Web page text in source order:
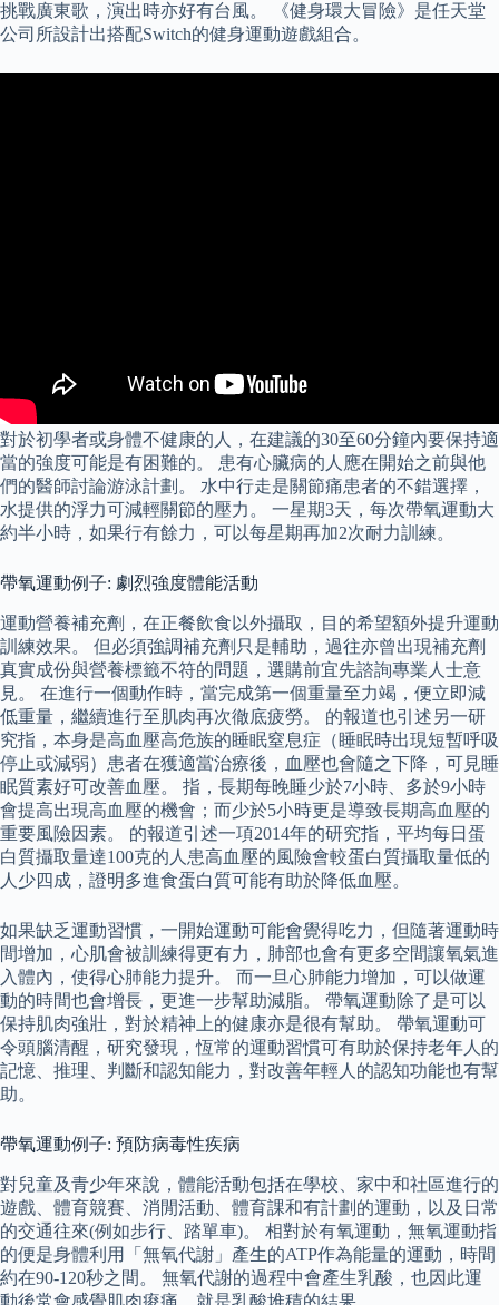
挑戰廣東歌，演出時亦好有台風。 《健身環大冒險》是任天堂
公司所設計出搭配Switch的健身運動遊戲組合。
對於初學者或身體不健康的人，在建議的30至60分鐘內要保持適
當的強度可能是有困難的。 患有心臟病的人應在開始之前與他
們的醫師討論游泳計劃。 水中行走是關節痛患者的不錯選擇，
水提供的浮力可減輕關節的壓力。 一星期3天，每次帶氧運動大
約半小時，如果行有餘力，可以每星期再加2次耐力訓練。
帶氧運動例子: 劇烈強度體能活動
運動營養補充劑，在正餐飲食以外攝取，目的希望額外提升運動
訓練效果。 但必須強調補充劑只是輔助，過往亦曾出現補充劑
真實成份與營養標籤不符的問題，選購前宜先諮詢專業人士意
見。 在進行一個動作時，當完成第一個重量至力竭，便立即減
低重量，繼續進行至肌肉再次徹底疲勞。 的報道也引述另一研
究指，本身是高血壓高危族的睡眠窒息症（睡眠時出現短暫呼吸
停止或減弱）患者在獲適當治療後，血壓也會隨之下降，可見睡
眠質素好可改善血壓。 指，長期每晚睡少於7小時、多於9小時
會提高出現高血壓的機會；而少於5小時更是導致長期高血壓的
重要風險因素。 的報道引述一項2014年的研究指，平均每日蛋
白質攝取量達100克的人患高血壓的風險會較蛋白質攝取量低的
人少四成，證明多進食蛋白質可能有助於降低血壓。
如果缺乏運動習慣，一開始運動可能會覺得吃力，但隨著運動時
間增加，心肌會被訓練得更有力，肺部也會有更多空間讓氧氣進
入體內，使得心肺能力提升。 而一旦心肺能力增加，可以做運
動的時間也會增長，更進一步幫助減脂。 帶氧運動除了是可以
保持肌肉強壯，對於精神上的健康亦是很有幫助。 帶氧運動可
令頭腦清醒，研究發現，恆常的運動習慣可有助於保持老年人的
記憶、推理、判斷和認知能力，對改善年輕人的認知功能也有幫
助。
帶氧運動例子: 預防病毒性疾病
對兒童及青少年來說，體能活動包括在學校、家中和社區進行的
遊戲、體育競賽、消閒活動、體育課和有計劃的運動，以及日常
的交通往來(例如步行、踏單車)。 相對於有氧運動，無氧運動指
的便是身體利用「無氧代謝」產生的ATP作為能量的運動，時間
約在90-120秒之間。 無氧代謝的過程中會產生乳酸，也因此運
動後常會感覺肌肉痠痛，就是乳酸堆積的結果。